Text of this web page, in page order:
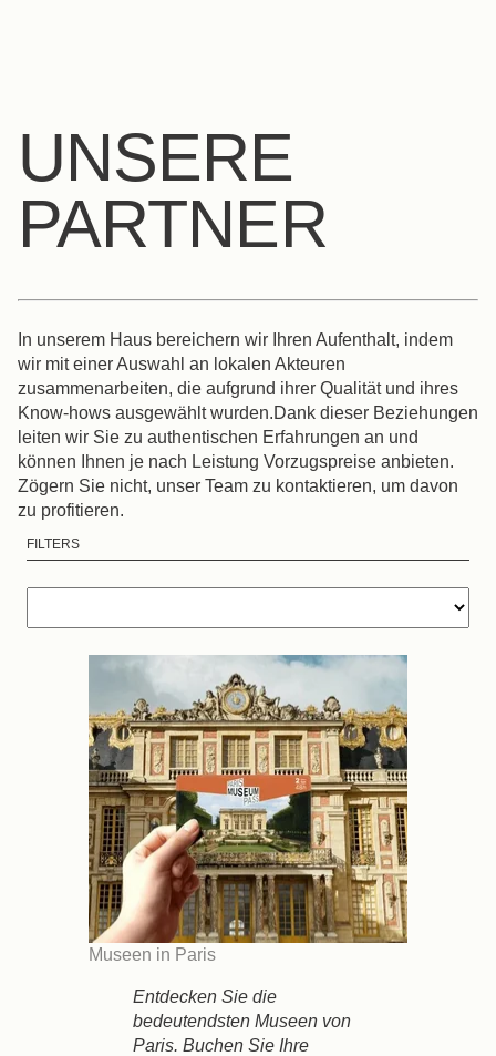
FILTERS
UNSERE
PARTNER
In unserem Haus bereichern wir Ihren Aufenthalt, indem
wir mit einer Auswahl an lokalen Akteuren
zusammenarbeiten, die aufgrund ihrer Qualität und ihres
Know-hows ausgewählt wurden.Dank dieser Beziehungen
leiten wir Sie zu authentischen Erfahrungen an und
können Ihnen je nach Leistung Vorzugspreise anbieten.
Zögern Sie nicht, unser Team zu kontaktieren, um davon
zu profitieren.
Museen in Paris
Entdecken Sie die
bedeutendsten Museen von
Paris. Buchen Sie Ihre